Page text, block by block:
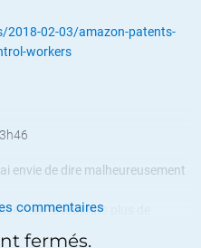
2018-02-03/amazon-patents-
workers
envie de dire malheureusement
sur le toujours plus de
commentaires
fermés.